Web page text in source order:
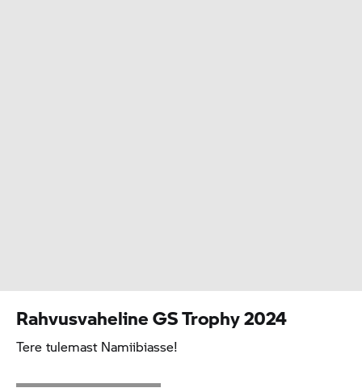
RahvusvahelineGS Trophy2024
Tere tulemast Namiibiasse!